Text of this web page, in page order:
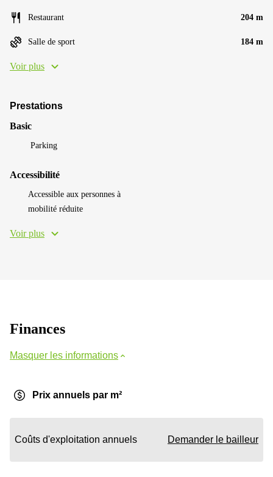
Restaurant 204 m
Salle de sport 184 m
Voir plus
Prestations
Basic
Parking
Accessibilité
Accessible aux personnes à
mobilité réduite
Voir plus
Finances
Masquer les informations
Prix annuels par m²
Coûts d'exploitation annuels Demander le bailleur